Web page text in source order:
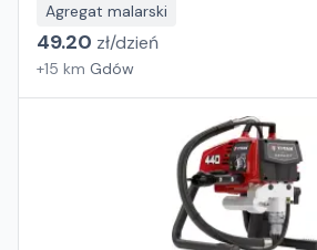
Agregat malarski
49.20 zł/dzień
+15 km Gdów